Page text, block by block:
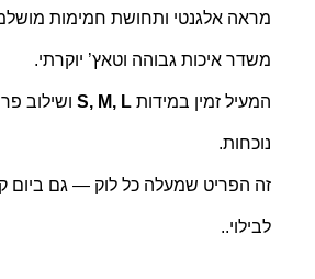
אלגנטי ותחושת חמימות מושלמת.
איכות גבוהה וטאץ’ יוקרתי.
זמין במידותS, M, L ושילוב פרווה
הפריט שמעלה כל לוק — גם ביום קר, גם